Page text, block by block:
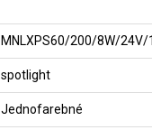
MNLXPS60/200/8W/24V/
spotlight
Jednofarebné